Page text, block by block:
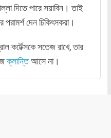
দিতে পারে সয়াবিন। তাই
পরামর্শ দেন চিকিৎসকরা।
কর্টেক্সকে সতেজ রাখে, তার
ক্লান্তিআসে না।